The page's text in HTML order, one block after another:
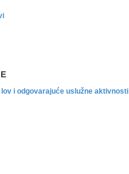
i odgovarajuće uslužne aktivnosti